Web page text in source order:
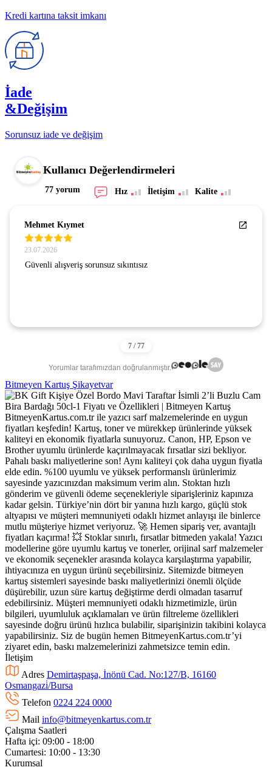
Kredi kartına taksit imkanı
İade
&Değişim
Sorunsuz iade ve değişim
Kullanıcı Değerlendirmeleri
77 yorum Hız İletişim Kalite
Mehmet Kıymet
23.07.2026
Güvenli alışveriş sorunsuz sıkıntısız
Yorumlar tarafımızdan doğrulanmıştır.
Bitmeyen Kartuş Şikayetvar
BitmeyenKartus.com.tr ile yazıcı sarf malzemelerinde en uygun
fiyatları keşfedin! Kartuş, toner ve mürekkep ürünlerinde yüksek
kaliteyi en ekonomik fiyatlarla sunuyoruz. Canon, HP, Epson ve
Brother uyumlu ürünlerde kaçırılmayacak fırsatlar sizi bekliyor.
Pahalı baskı maliyetlerine son! Aynı kaliteyi çok daha uygun fiyatla
elde edin. %100 uyumlu ve yüksek performanslı ürünlerimiz
sayesinde yazıcınızdan maksimum verim alın. Stoktan hızlı
gönderim ve güvenli ödeme seçenekleriyle siparişleriniz kapınıza
kadar gelsin. Türkiye’nin dört bir yanına hızlı kargo, güçlü stok
altyapısı ve müşteri memnuniyeti odaklı hizmet anlayışı ile binlerce
mutlu müşteriye hizmet veriyoruz. 🚀 Hemen sipariş ver, avantajlı
fiyatları kaçırma! 💥 Stoklar sınırlı, fırsatlar bitmeden yakala! Yazıcı
modellerine göre uyumlu kartuş ve tonerler, orijinal sarf malzemeler
ve ekonomik seçenekler arasında kolayca karşılaştırma yapabilir,
ihtiyacınıza en uygun ürünü seçebilirsiniz. Sitemizde bitmeyen
kartuş sistemleri sayesinde baskı maliyetlerinizi önemli ölçüde
düşürebilir, uzun süre kartuş değiştirme derdi olmadan tasarruf
edebilirsiniz. Müşteri memnuniyeti odaklı hizmetimizle, ürün
bilgileri, uyumluluk açıklamaları ve ürün filtreleme özellikleri
sayesinde doğru ürünü hızlıca bulabilir, siparişinizin takibini kolayca
yapabilirsiniz. Siz de bugün hemen BitmeyenKartus.com.tr’yi
ziyaret edin, baskı malzemelerinizi zahmetsizce temin edin.
İletişim
Adres Demirtaşpaşa, İnönü Cad. No:127/B, 16160
Osmangazi̇/Bursa
Telefon 0224 224 0000
Mail info@bitmeyenkartus.com.tr
Çalışma Saatleri
Hafta içi: 09:00 - 18:00
Cumartesi: 10:00 - 13:30
Kurumsal